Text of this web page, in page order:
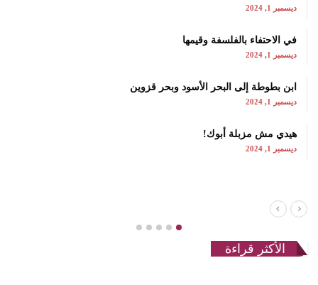
ديسمبر 1, 2024
في الاحتفاء بالفلسفة وقيمها
ديسمبر 1, 2024
ابن بطوطة إلى البحر الأسود وبحر قزوين
ديسمبر 1, 2024
هيدي مش مزبلة أبوك!
ديسمبر 1, 2024
الأكثر قراءة